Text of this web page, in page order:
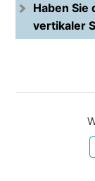
Haben Sie
vertikaler